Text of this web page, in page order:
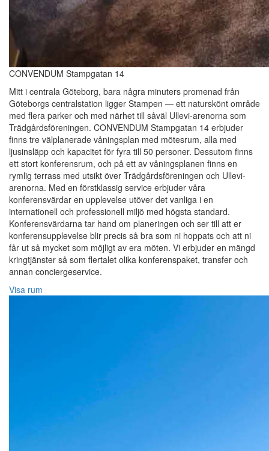
CONVENDUM Stampgatan 14
Mitt i centrala Göteborg, bara några minuters promenad från
Göteborgs centralstation ligger Stampen — ett naturskönt område
med flera parker och med närhet till såväl Ullevi-arenorna som
Trädgårdsföreningen. CONVENDUM Stampgatan 14 erbjuder
finns tre välplanerade våningsplan med mötesrum, alla med
ljusinsläpp och kapacitet för fyra till 50 personer. Dessutom finns
ett stort konferensrum, och på ett av våningsplanen finns en
rymlig terrass med utsikt över Trädgårdsföreningen och Ullevi-
arenorna. Med en förstklassig service erbjuder våra
konferensvärdar en upplevelse utöver det vanliga i en
internationell och professionell miljö med högsta standard.
Konferensvärdarna tar hand om planeringen och ser till att er
konferensupplevelse blir precis så bra som ni hoppats och att ni
får ut så mycket som möjligt av era möten. Vi erbjuder en mängd
kringtjänster så som flertalet olika konferenspaket, transfer och
annan conciergeservice.
Visa rum